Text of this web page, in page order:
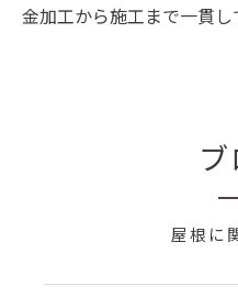
金加工から施工まで一貫し
屋根に